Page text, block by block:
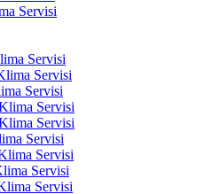
Servisi
Servisi
Servisi
Servisi
Servisi
Servisi
Servisi
Servisi
Servisi
Servisi